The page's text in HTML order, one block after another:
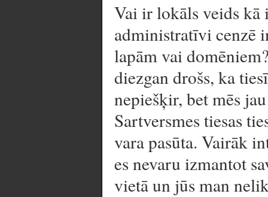
Vai ir lokāls veids kā
administratīvi cenzē
lapām vai
diezgan drošs, ka
nepiešķir, bet mēs
Sartversmes tiesas
vara pasūta. Vairāk
es nevaru izmantot
vietā un jūs man